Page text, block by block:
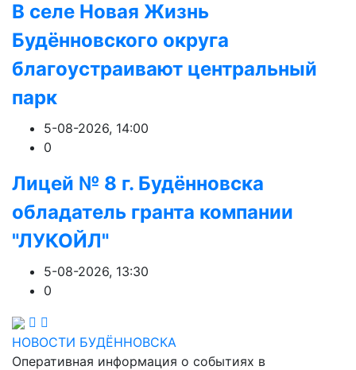
В селе Новая Жизнь
Будённовского округа
благоустраивают центральный
парк
5-08-2026, 14:00
0
Лицей № 8 г. Будëнновска
обладатель гранта компании
"ЛУКОЙЛ"
5-08-2026, 13:30
0
НОВОСТИ БУДЁННОВСКА
Оперативная информация о событиях в